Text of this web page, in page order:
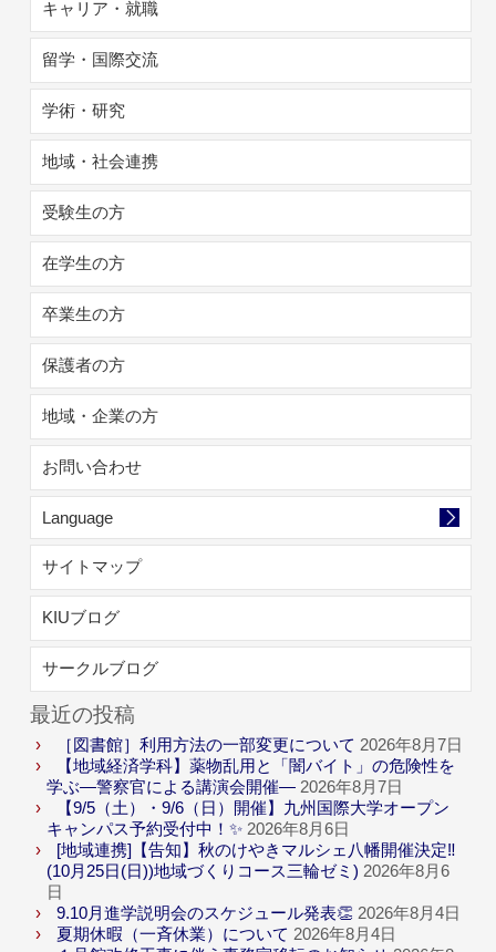
キャリア・就職
留学・国際交流
学術・研究
地域・社会連携
受験生の方
在学生の方
卒業生の方
保護者の方
地域・企業の方
お問い合わせ
Language
サイトマップ
KIUブログ
サークルブログ
最近の投稿
［図書館］利用方法の一部変更について 2026年8月7日
【地域経済学科】薬物乱用と「闇バイト」の危険性を
学ぶ―警察官による講演会開催― 2026年8月7日
【9/5（土）・9/6（日）開催】九州国際大学オープン
キャンパス予約受付中！✨ 2026年8月6日
[地域連携]【告知】秋のけやきマルシェ八幡開催決定‼
(10月25日(日))地域づくりコース三輪ゼミ) 2026年8月6
日
9.10月進学説明会のスケジュール発表👏 2026年8月4日
夏期休暇（一斉休業）について 2026年8月4日